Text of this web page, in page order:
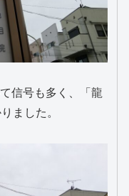
信号も多く、「龍
ました。